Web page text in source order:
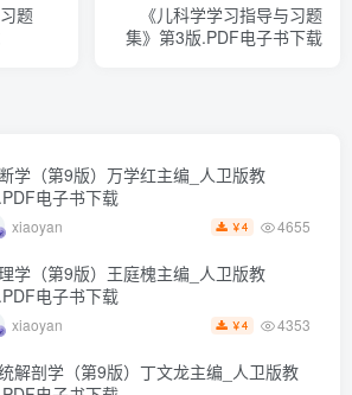
题
《儿科学学习指导与习题
集》第3版.PDF电子书下载
学（第9版）万学红主编_人卫版教
电子书下载
xiaoyan ￥4 4655
学（第9版）王庭槐主编_人卫版教
电子书下载
xiaoyan ￥4 4353
解剖学（第9版）丁文龙主编_人卫版教